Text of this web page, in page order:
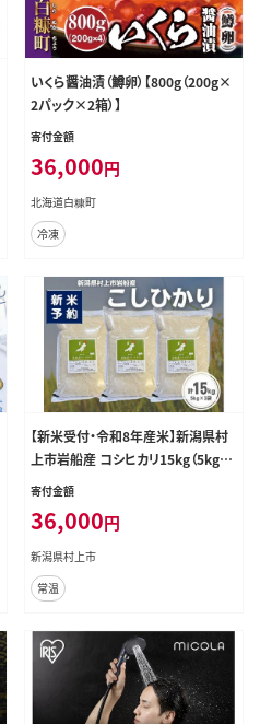
いくら醤油漬（鱒卵）【800g（200g×
2パック×2箱）】
寄付金額
36,000円
北海道白糠町
冷凍
【新米受付・令和8年産米】新潟県村
上市岩船産 コシヒカリ15kg（5kg×
3袋）1099015N
寄付金額
36,000円
新潟県村上市
常温